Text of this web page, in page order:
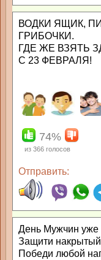
ВОДКИ ЯЩИК,
ГРИБОЧКИ.
ГДЕ ЖЕ ВЗЯТЬ
С 23 ФЕВРАЛЯ!
74%
из 366 голосов
Отправить:
День Мужчин уже
Защити накрытый
Победи любой